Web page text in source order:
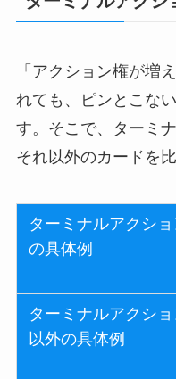
「アクション権が増
れても、ピンとこな
す。そこで、ターミ
それ以外のカードを
ターミナルアクショ
の具体例
ターミナルアクショ
以外の具体例